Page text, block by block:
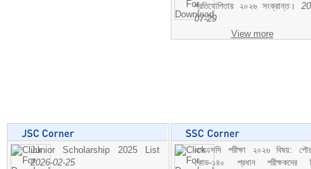
প্রতিযোগিতায় ২০২৬ সংক্রান্ত।
07-29
View more
Junior Scholarship 2025 List
2026-02-25
এসএসসি পরীক্ষা ২০২৬ বিষয়:
কোড-১৪০ প্রধান পরীক্ষকদের